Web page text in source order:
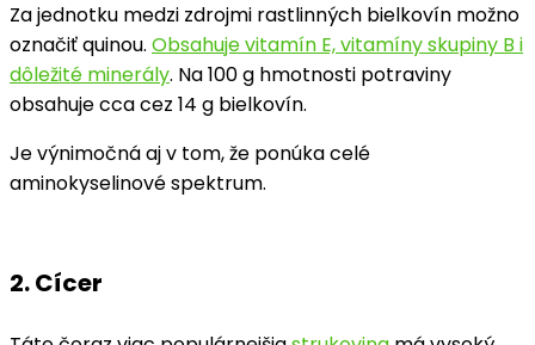
Za jednotku medzi zdrojmi rastlinných bielkovín možno
označiť quinou. Obsahuje vitamín E, vitamíny skupiny B i
dôležité minerály. Na 100 g hmotnosti potraviny
obsahuje cca cez 14 g bielkovín.
Je výnimočná aj v tom, že ponúka celé
aminokyselinové spektrum.
2. Cícer